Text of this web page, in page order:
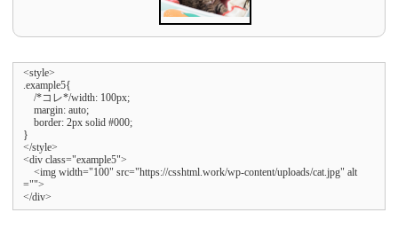
<style>
.example5{
    /*コレ*/width: 100px;
    margin: auto;
}
</style>
<div class="example5">
    <img width="100" src="https://csshtml.work/wp-content/uploads/cat.jpg" alt
="">
</div>